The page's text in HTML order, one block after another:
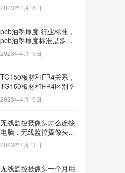
2023年4月18日
pcb油墨厚度 行业标准，
pcb油墨厚度标准是多
少？
2023年4月19日
TG150板材和FR4关系，
TG150板材和FR4区别？
2023年4月19日
无线监控摄像头怎么连接
电脑，无线监控摄像头怎
么连接电脑显示器？
2023年7月13日
无线监控摄像头一个月用